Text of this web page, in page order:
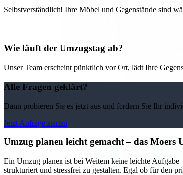
Selbstverständlich! Ihre Möbel und Gegenstände sind
Wie läuft der Umzugstag ab?
Unser Team erscheint pünktlich vor Ort, lädt Ihre
Alle Fragen geklärt?
Dann probieren Sie es jetzt aus und fordern Sie Ihr
Jetzt Anfrage starten
Umzug planen leicht gemacht – das
Ein Umzug planen ist bei Weitem keine leichte Aufgabe
strukturiert und stressfrei zu gestalten. Egal ob für den